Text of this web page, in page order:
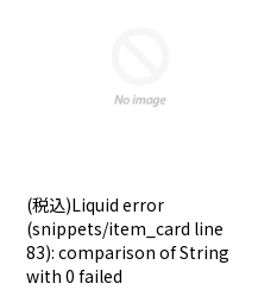
(税込)Liquid error
(snippets/item_card line
83): comparison of String
with 0 failed